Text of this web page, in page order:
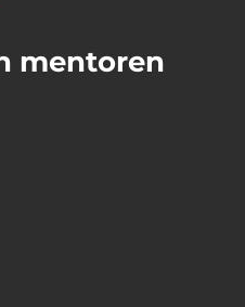
mentoren